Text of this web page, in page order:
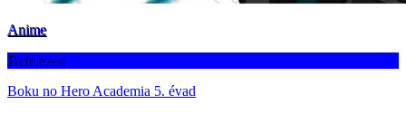
Anime
Befejezett
Boku no Hero Academia 5. évad